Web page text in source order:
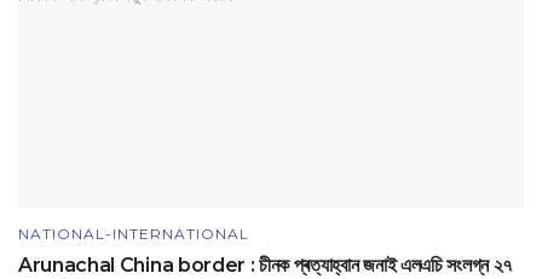
NATIONAL-INTERNATIONAL
Arunachal China border : চীনক প্ৰত্যাহ্বান জনাই এলএচি সংলগ্ন ২৭